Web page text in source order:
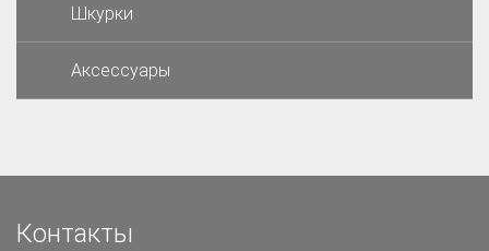
Шкурки
Аксессуары
Контакты